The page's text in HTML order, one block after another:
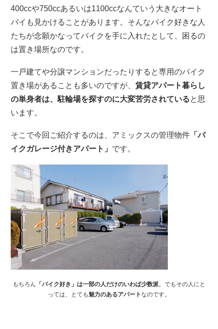
400ccや750ccあるいは1100ccなんていう大きなオート
バイも見かけることがあります。そんなバイク好きな人
たちが念願かなってバイクを手に入れたとして、困るの
は置き場所なのです。
一戸建てや分譲マンションだったりすると専用のバイク
置き場があることも多いのですが、賃貸アパート暮らし
の単身者は、駐輪場を探すのに大変苦労されていると思
います。
そこで今回ご紹介するのは、アミックスの管理物件 「バ
イクガレージ付きアパート」 です。
もちろん 「バイク好き」は一部の人だけのいわば少数派。でもその人にと
っては、とても 魅力のあるアパートなのです。